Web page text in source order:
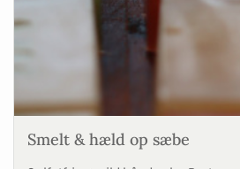
Smelt & hæld op sæbe